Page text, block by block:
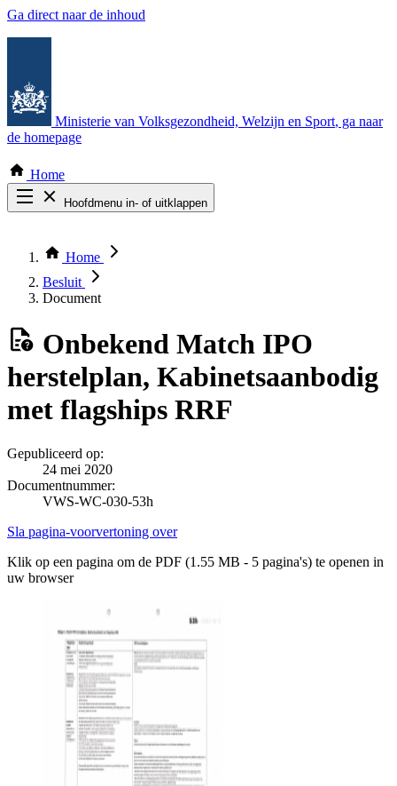
Ga direct naar de inhoud
Ministerie van Volksgezondheid, Welzijn en Sport, ga naar
de homepage
Home
Hoofdmenu in- of uitklappen
Thema COVID-19
Bekijk per bestuursorgaan
Home
Besluit
Document
Onbekend Match IPO
herstelplan, Kabinetsaanbodig
met flagships RRF
Gepubliceerd op:
24 mei 2020
Documentnummer:
VWS-WC-030-53h
Sla pagina-voorvertoning over
Klik op een pagina om de PDF (1.55 MB - 5 pagina's) te openen in
uw browser